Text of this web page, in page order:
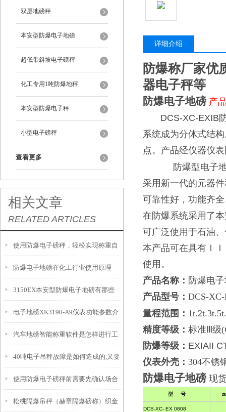
双层地磅秤
本安型防爆电子地磅
超低带斜坡电子磅秤
化工专用1吨防爆地秤
本安型防爆电子秤
小型电子磅秤
查看更多
相关文章
RELATED ARTICLES
使用防爆电子磅秤，轻松实现称重自
由！
防爆电子地磅在化工行业使用原理
3150EX本安型防爆电子地磅有那些
功能特点
电子地磅XK3190-A9仪表功能参数介
绍
汽车地磅智能称重软件是怎样进行工
作的
40吨电子吊秤故障是如何造成的,又要
如何正确的查找维修
使用防爆电子磅秤前需要先确认场合
的危险所在区域
松桃隔爆吊秤（赫章隔爆磅称）织金
详细介绍
防爆称厂家优
器电子秤等
防爆电子地磅 产
DCS-XC-EXIB
系统成为分体式结
点。产品经仪器仪
防爆型电子
采用新一代的元器
可靠性好， 功能齐全
在防爆系统采用了
可广泛使用于石油
本产品可在具有Ｉ
使用。
产品名称： 防爆电
产品型号： DCS-
量程范围：
精度等级 ： 标准Ⅲ级(
防爆等级 ： EXIAII
仪表外壳： 304不锈
防爆电子地磅 现
型 号
DCS-XC- EX 0808